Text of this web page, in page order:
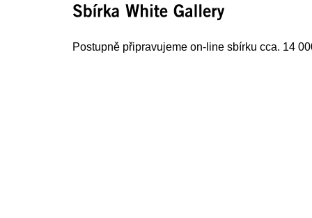
Sbírka White Gallery
Postupně připravujeme on-line sbírku cca. 14